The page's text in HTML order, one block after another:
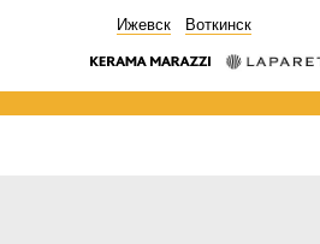
Ижевск Воткинск